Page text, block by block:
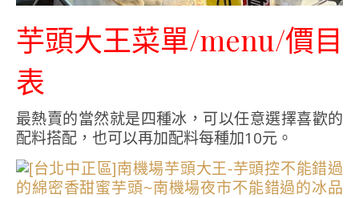
芋頭大王菜單/menu/價目
表
最熱賣的當然就是四種冰，可以任意選擇喜歡的
配料搭配，也可以再加配料每種加10元。